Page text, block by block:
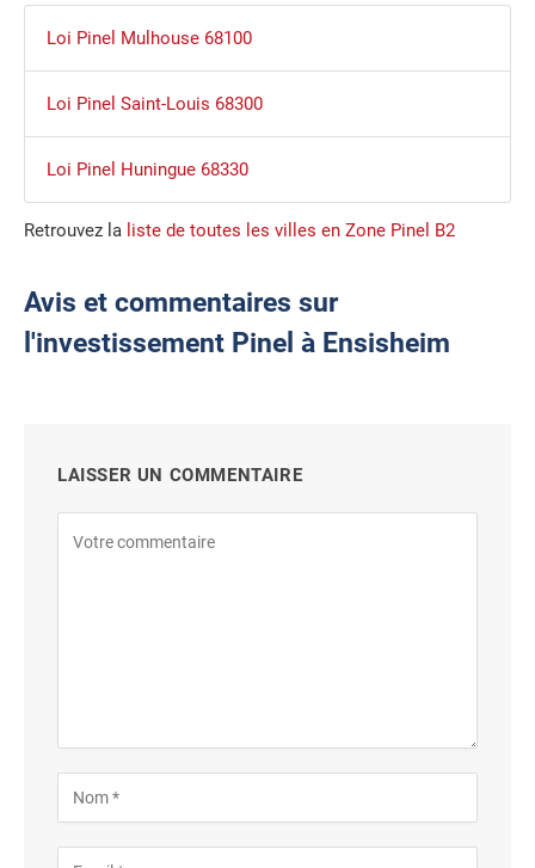
Loi Pinel Mulhouse 68100
Loi Pinel Saint-Louis 68300
Loi Pinel Huningue 68330
Retrouvez la liste de toutes les villes en Zone Pinel B2
Avis et commentaires sur
l'investissement Pinel à Ensisheim
LAISSER UN COMMENTAIRE